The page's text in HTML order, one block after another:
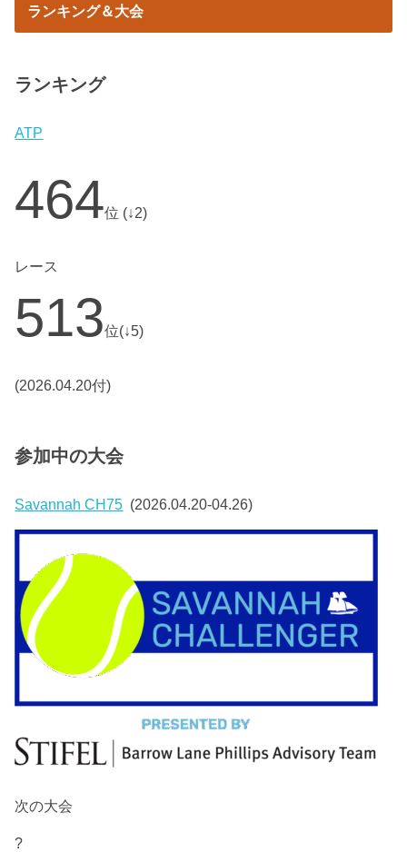
ランキング＆大会
ランキング
ATP
464位 (↓2)
レース
513位(↓5)
(2026.04.20付)
参加中の大会
Savannah CH75 (2026.04.20-04.26)
次の大会
?